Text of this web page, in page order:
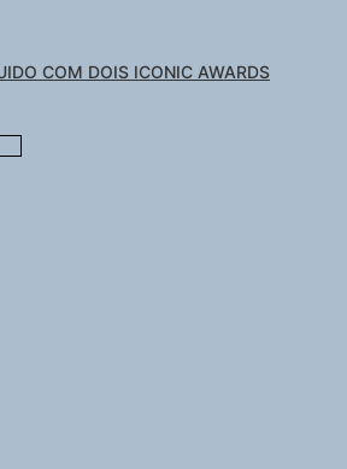
COM DOIS ICONIC AWARDS